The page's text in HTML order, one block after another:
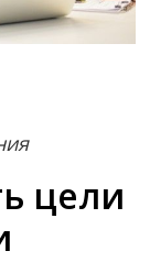
цели